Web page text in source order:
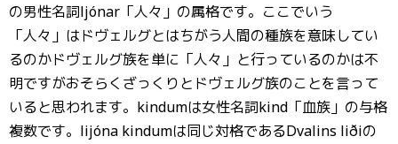
の男性名詞ljónar「人々」の属格です。ここでいう
「人々」はドヴェルグとはちがう人間の種族を意味してい
るのかドヴェルグ族を単に「人々」と行っているのかは不
明ですがおそらくざっくりとドヴェルグ族のことを言って
いると思われます。kindumは女性名詞kind「血族」の与格
複数です。lijóna kindumは同じ対格であるDvalins liðiの